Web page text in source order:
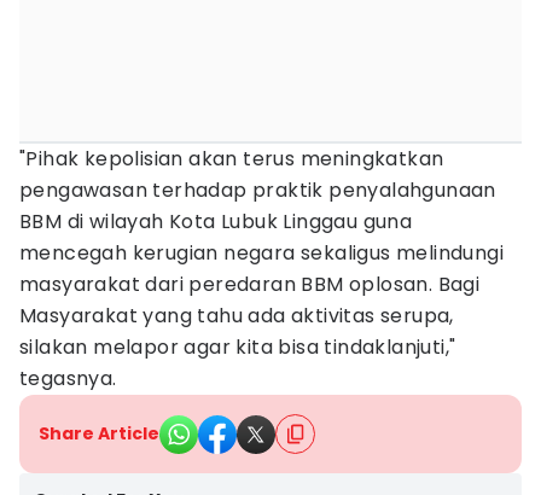
"Pihak kepolisian akan terus meningkatkan
pengawasan terhadap praktik penyalahgunaan
BBM di wilayah Kota Lubuk Linggau guna
mencegah kerugian negara sekaligus melindungi
masyarakat dari peredaran BBM oplosan. Bagi
Masyarakat yang tahu ada aktivitas serupa,
silakan melapor agar kita bisa tindaklanjuti,"
tegasnya.
Share Article